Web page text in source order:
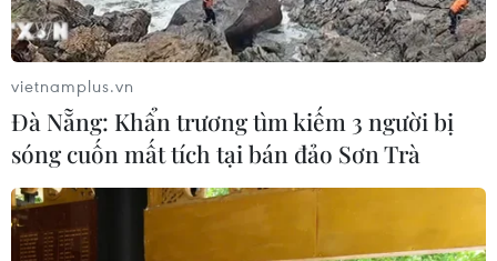
vietnamplus.vn
Đà Nẵng: Khẩn trương tìm kiếm 3 người bị
sóng cuốn mất tích tại bán đảo Sơn Trà